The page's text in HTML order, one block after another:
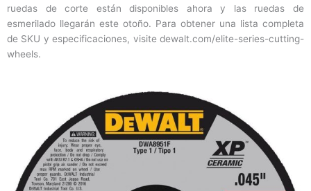
ruedas de corte están disponibles ahora y las ruedas de
esmerilado llegarán este otoño. Para obtener una lista completa
de SKU y especificaciones, visite dewalt.com/elite-series-cutting-
wheels.